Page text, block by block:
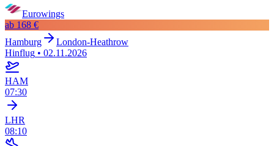
Eurowings
ab 168 €
Hamburg
London-Heathrow
Hinflug • 02.11.2026
HAM
07:30
LHR
08:10